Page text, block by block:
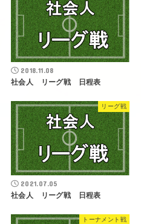
2018.11.08
社会人 リーグ戦 日程表
リーグ戦
2021.07.05
社会人 リーグ戦 日程表
トーナメント戦